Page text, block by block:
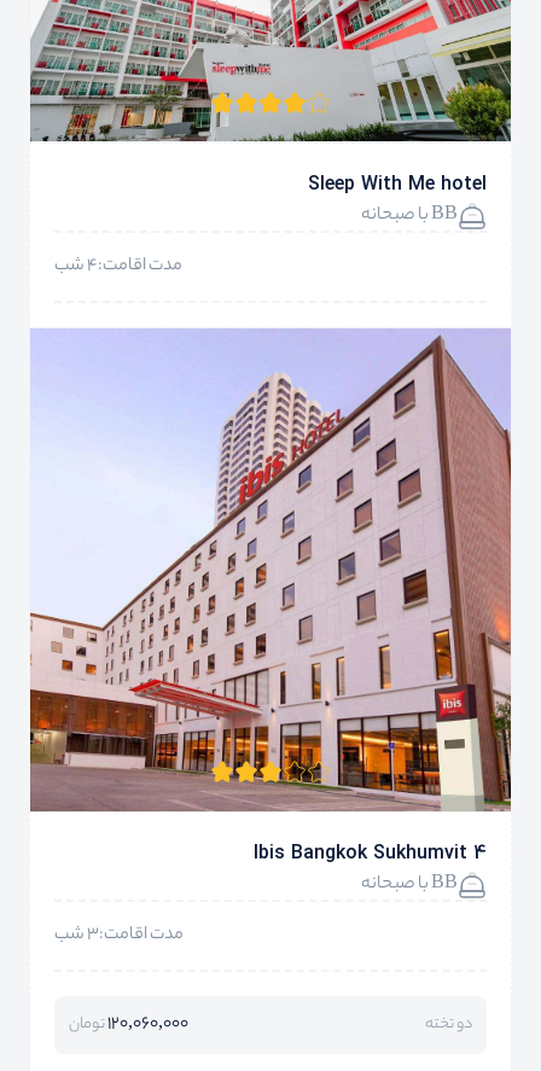
Sleep With Me hotel
BB با صبحانه
مدت اقامت:4 شب
Ibis Bangkok Sukhumvit 4
BB با صبحانه
مدت اقامت:3 شب
دو تخته 120,060,000تومان